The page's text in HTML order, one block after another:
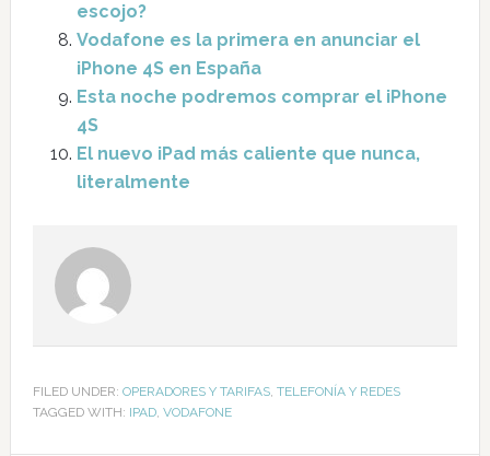
escojo?
Vodafone es la primera en anunciar el
iPhone 4S en España
Esta noche podremos comprar el iPhone
4S
El nuevo iPad más caliente que nunca,
literalmente
FILED UNDER: OPERADORES Y TARIFAS, TELEFONÍA Y REDES
TAGGED WITH: IPAD, VODAFONE